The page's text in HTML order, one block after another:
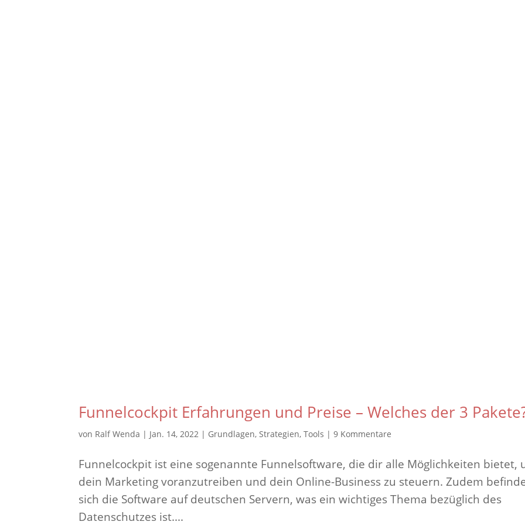
Funnelcockpit Erfahrungen und Preise – Welches der 3
von Ralf Wenda | Jan. 14, 2022 | Grundlagen,Strategien,Tools |9 Kommentare
Funnelcockpit ist eine sogenannte Funnelsoftware, die dir alle Möglichkeiten bietet,
dein Marketing voranzutreiben und dein Online-Business zu steuern. Zudem
sich die Software auf deutschen Servern, was ein wichtiges Thema bezüglich des
Datenschutzes ist....